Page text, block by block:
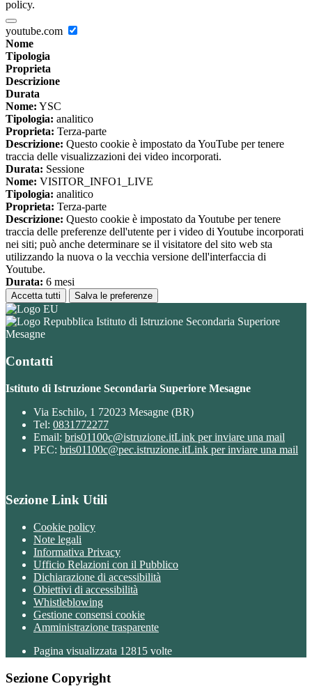
policy.
youtube.com
Nome
Tipologia
Proprieta
Descrizione
Durata
Nome: YSC
Tipologia: analitico
Proprieta: Terza-parte
Descrizione: Questo cookie è impostato da YouTube per tenere
traccia delle visualizzazioni dei video incorporati.
Durata: Sessione
Nome: VISITOR_INFO1_LIVE
Tipologia: analitico
Proprieta: Terza-parte
Descrizione: Questo cookie è impostato da Youtube per tenere
traccia delle preferenze dell'utente per i video di Youtube incorporati
nei siti; può anche determinare se il visitatore del sito web sta
utilizzando la nuova o la vecchia versione dell'interfaccia di
Youtube.
Durata: 6 mesi
Accetta tutti Salva le preferenze
Istituto di Istruzione Secondaria Superiore
Mesagne
Contatti
Istituto di Istruzione Secondaria Superiore Mesagne
Via Eschilo, 1 72023 Mesagne (BR)
Tel: 0831772277
Email: bris01100c@istruzione.itLink per inviare una mail
PEC: bris01100c@pec.istruzione.itLink per inviare una mail
Sezione Link Utili
Cookie policy
Note legali
Informativa Privacy
Ufficio Relazioni con il Pubblico
Dichiarazione di accessibilità
Obiettivi di accessibilità
Whistleblowing
Gestione consensi cookie
Amministrazione trasparente
Pagina visualizzata 12815 volte
Sezione Copyright